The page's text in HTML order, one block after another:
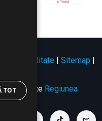
Sitemap
rezervate Regiunea
TOT